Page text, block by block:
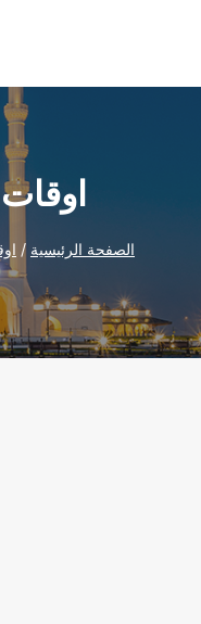
الصفحة الرئيسية /